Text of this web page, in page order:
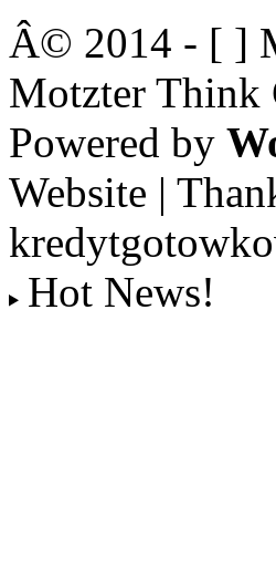
Â© 2014 - [ ]
Motzter Think
Powered by
Website |
Hot News!